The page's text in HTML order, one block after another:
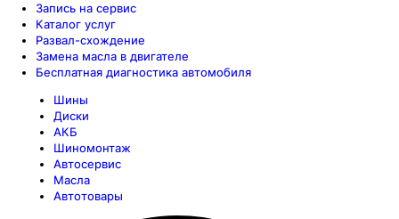
Запись на сервис
Каталог услуг
Развал-схождение
Замена масла в двигателе
Бесплатная диагностика автомобиля
Шины
Диски
АКБ
Шиномонтаж
Автосервис
Масла
Автотовары